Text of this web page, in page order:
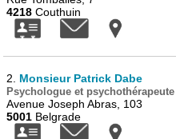
4218 Couthuin
2. Monsieur Patrick Dabe
Psychologue et psychothérapeute
Avenue Joseph Abras, 103
5001 Belgrade